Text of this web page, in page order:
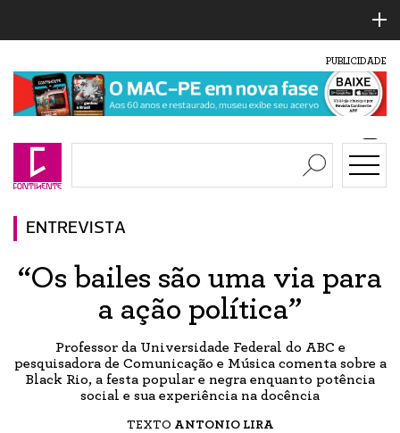
PUBLICIDADE
ENTREVISTA
“Os bailes são uma via para
a ação política”
Professor da Universidade Federal do ABC e
pesquisadora de Comunicação e Música comenta sobre a
Black Rio, a festa popular e negra enquanto potência
social e sua experiência na docência
TEXTO ANTONIO LIRA